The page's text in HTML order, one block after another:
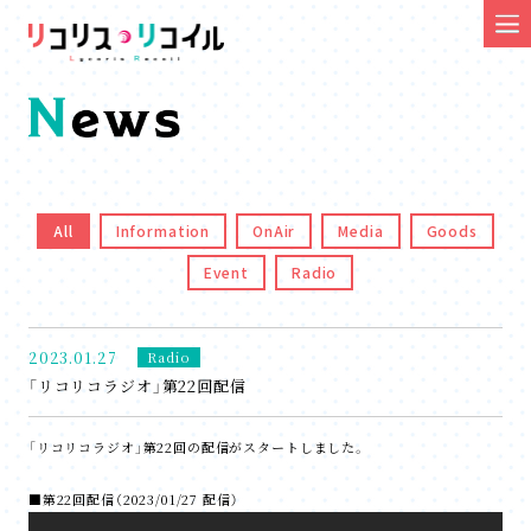
All Information OnAir Media Goods
Event Radio
2023.01.27 Radio
「リコリコラジオ」第22回配信
「リコリコラジオ」第22回の配信がスタートしました。
■第22回配信（2023/01/27 配信）